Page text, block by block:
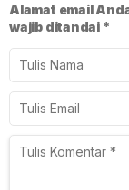
Alamat email
wajib ditandai *